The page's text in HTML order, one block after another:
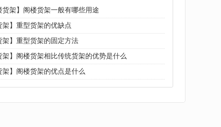
货架】阁楼货架一般有哪些用途
架】重型货架的优缺点
架】重型货架的固定方法
架】阁楼货架相比传统货架的优势是什么
架】阁楼货架的优点是什么